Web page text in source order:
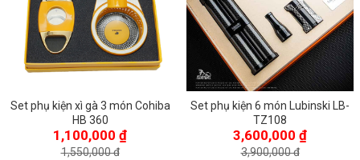
Set phụ kiện xì gà 3 món Cohiba
HB 360
1,100,000 ₫
1,550,000 đ
Set phụ kiện 6 món Lubinski LB-
TZ108
3,600,000 ₫
3,900,000 đ